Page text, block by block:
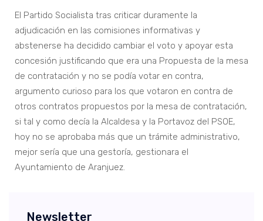
El Partido Socialista tras criticar duramente la
adjudicación en las comisiones informativas y
abstenerse ha decidido cambiar el voto y apoyar esta
concesión justificando que era una Propuesta de la mesa
de contratación y no se podía votar en contra,
argumento curioso para los que votaron en contra de
otros contratos propuestos por la mesa de contratación,
si tal y como decía la Alcaldesa y la Portavoz del PSOE,
hoy no se aprobaba más que un trámite administrativo,
mejor sería que una gestoría, gestionara el
Ayuntamiento de Aranjuez.
Newsletter